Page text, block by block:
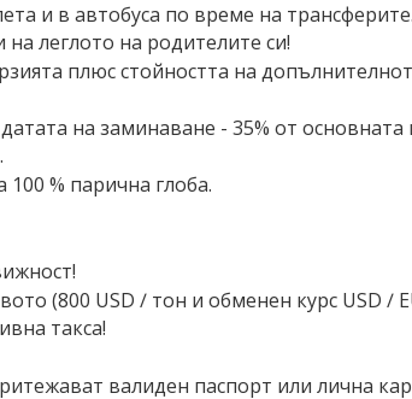
и в автобуса по време на
леглото на родителите си!
плюс стойността на
на заминаване - 35% от основната
% парична глоба.
(800 USD ∕ тон и обменен курс USD ∕
такса!
валиден паспорт или лична